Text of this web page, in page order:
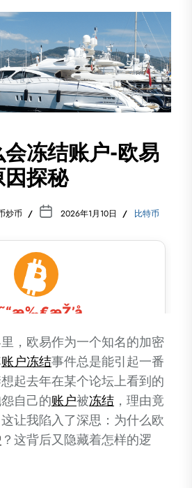
冻结账户-欧易
探秘
炒币 2026年1月10日 比特币
，欧易作为一个知名的加密
账户冻结事件总是能引起一番
起去年在某个论坛上看到的
自己的账户被冻结 ，理由竟
让我陷入了深思：为什么欧
？这背后又隐藏着怎样的逻